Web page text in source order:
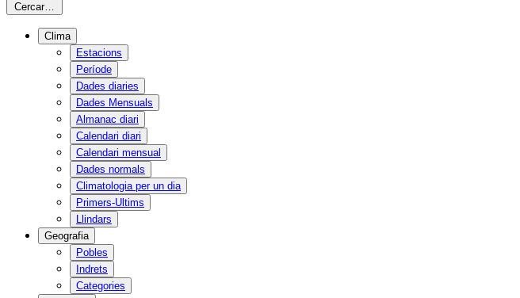
Cercar…
Clima
Estacions
Període
Dades diaries
Dades Mensuals
Almanac diari
Calendari diari
Calendari mensual
Dades normals
Climatologia per un dia
Primers-Ultims
Llindars
Geografia
Pobles
Indrets
Categories